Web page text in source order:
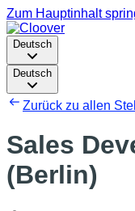
Zum Hauptinhalt
Deutsch
Deutsch
Zurück zu allen
Sales
(Berlin)